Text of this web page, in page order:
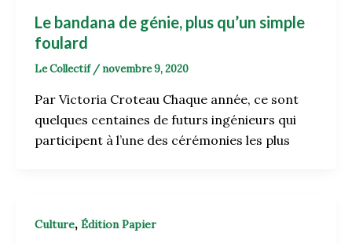
Le bandana de génie, plus qu’un simple
foulard
Le Collectif / novembre 9, 2020
Par Victoria Croteau Chaque année, ce sont
quelques centaines de futurs ingénieurs qui
participent à l’une des cérémonies les plus
Culture, Édition Papier